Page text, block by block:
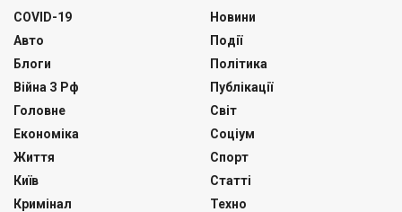
COVID-19
Авто
Блоги
Війна З Рф
Головне
Економіка
Життя
Київ
Кримінал
Новини
Події
Політика
Публікації
Світ
Соціум
Спорт
Статті
Техно